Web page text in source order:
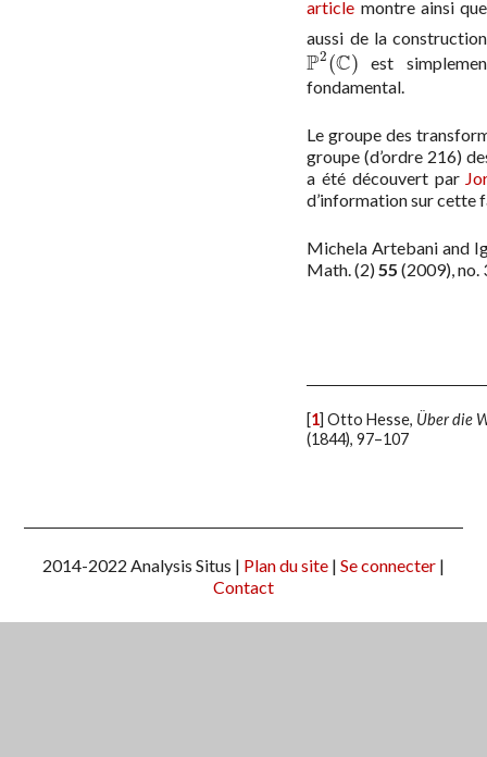
article montre ainsi
aussi de la
P2(C)
P2(C)
est
fondamental.
Le groupe des
groupe (d’ordre 216)
a été découvert par
d’information sur cette
Michela Artebani and
Math. (2)55 (2009), no.
[1]Otto Hesse, Über die
(1844), 97–107
2014-2022 Analysis Situs | Plan du site | Se connecter |
Contact